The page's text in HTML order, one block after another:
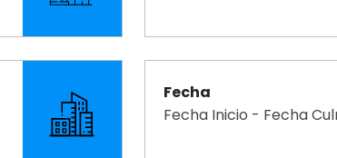
Fecha
Fecha Inicio - Fecha